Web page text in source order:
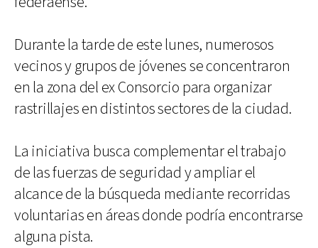
Durante la tarde de este lunes, numerosos
vecinos y grupos de jóvenes se concentraron
en la zona del ex Consorcio para organizar
rastrillajes en distintos sectores de la ciudad.
La iniciativa busca complementar el trabajo
de las fuerzas de seguridad y ampliar el
alcance de la búsqueda mediante recorridas
voluntarias en áreas donde podría encontrarse
alguna pista.